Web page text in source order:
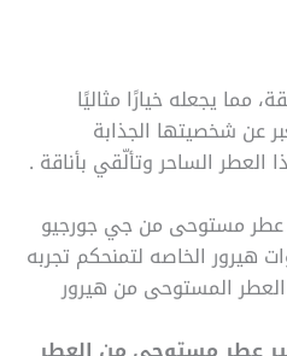
مما يجعله خيارًا مثاليًا
عن شخصيتها الجذابة
الساحر وتألّقي بأناقة .
مستوحى من جي جورجيو
هيرور الخاصه لتمنحكم تجربه
العطر المستوحى من هيرور